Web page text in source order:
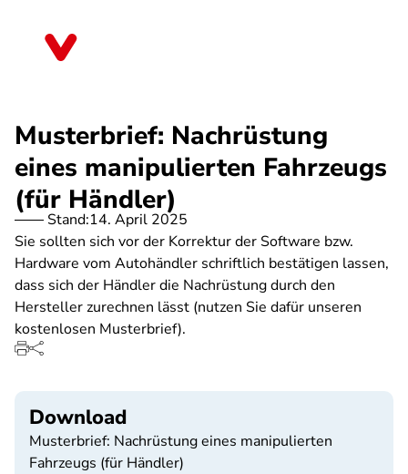
Musterbrief: Nachrüstung
eines manipulierten Fahrzeugs
(für Händler)
Stand:14. April 2025
Sie sollten sich vor der Korrektur der Software bzw.
Hardware vom Autohändler schriftlich bestätigen lassen,
dass sich der Händler die Nachrüstung durch den
Hersteller zurechnen lässt (nutzen Sie dafür unseren
kostenlosen Musterbrief).
Download
Musterbrief: Nachrüstung eines manipulierten
Fahrzeugs (für Händler)